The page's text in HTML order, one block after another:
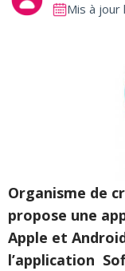
Mis à jour
Organisme de
propose une
Apple et
l’application